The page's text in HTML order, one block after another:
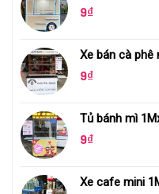
9₫
Xe bán cà phê
9₫
Tủ bánh mì
9₫
Xe cafe mini